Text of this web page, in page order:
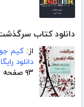
دانلود کتاب
از: کیم
دانلود
۹۳ صفحه